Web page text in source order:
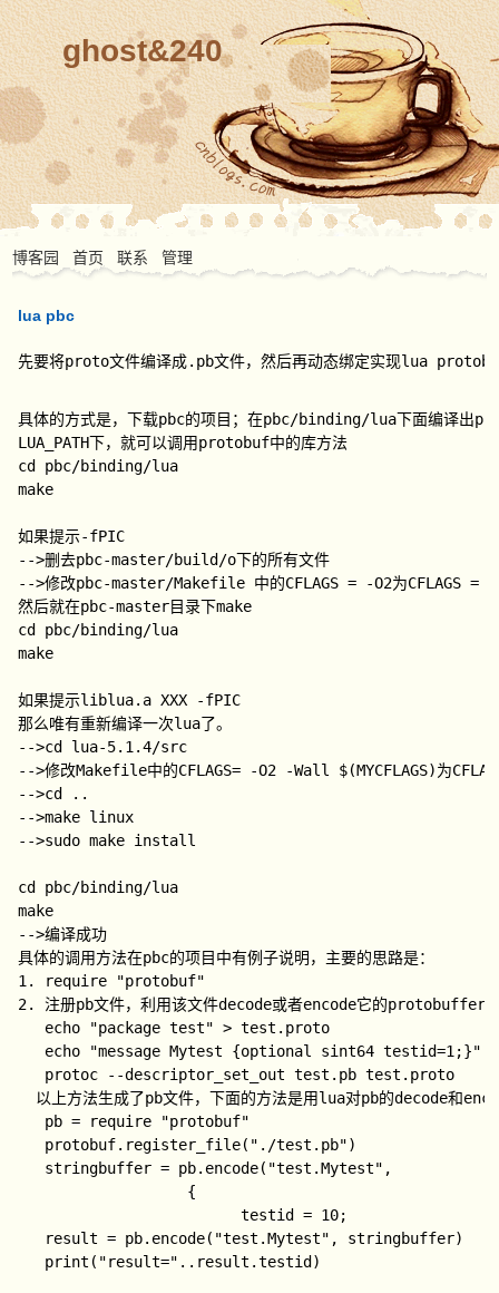
ghost&240
博客园 首页 联系 管理
lua pbc
先要将proto文件编译成.pb文件，然后再动态绑定实现lua
具体的方式是，下载pbc的项目；在pbc/binding/lua下面编译出
LUA_PATH下，就可以调用protobuf中的库方法
cd pbc/binding/lua
make
如果提示-fPIC
-->删去pbc-master/build/o下的所有文件
-->修改pbc-master/Makefile 中的CFLAGS = -O2为CFLAGS =
然后就在pbc-master目录下make
cd pbc/binding/lua
make
如果提示liblua.a XXX -fPIC
那么唯有重新编译一次lua了。
-->cd lua-5.1.4/src
-->修改Makefile中的CFLAGS= -O2 -Wall $(MYCFLAGS)为
-->cd ..
-->make linux
-->sudo make install
cd pbc/binding/lua
make
-->编译成功
具体的调用方法在pbc的项目中有例子说明，主要的思路是：
1. require "protobuf"
2. 注册pb文件，利用该文件decode或者encode它的protobuffer
   echo "package test" > test.proto
echo "message Mytest {optional sint64 testid=1;}"
   protoc --descriptor_set_out test.pb test.proto
以上方法生成了pb文件，下面的方法是用lua对pb的decode和
   pb = require "protobuf"
   protobuf.register_file("./test.pb")
   stringbuffer = pb.encode("test.Mytest",
                   {
testid = 10;
   result = pb.encode("test.Mytest", stringbuffer)
   print("result="..result.testid)